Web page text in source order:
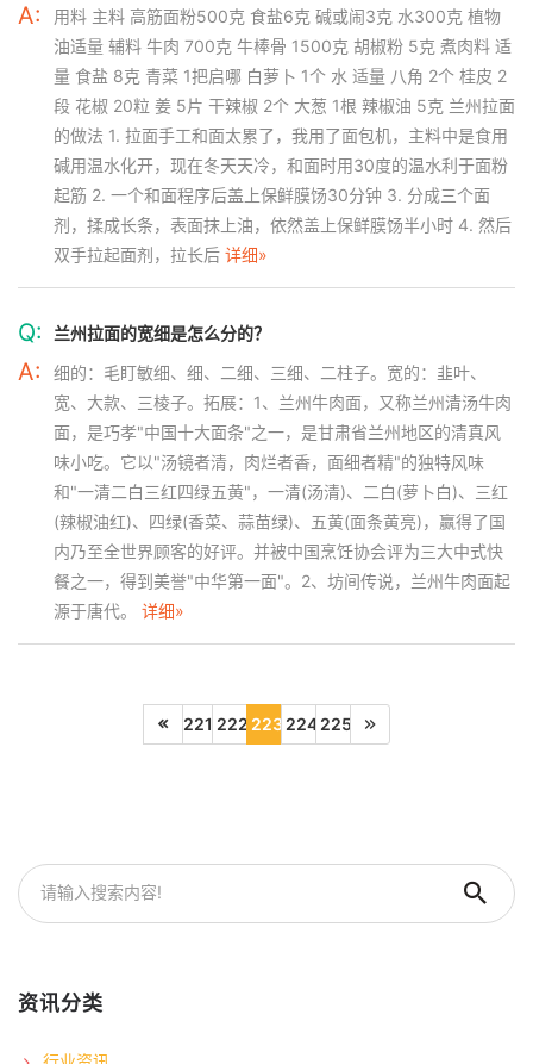
A:
用料 主料 高筋面粉500克 食盐6克 碱或闹3克 水300克 植物
油适量 辅料 牛肉 700克 牛棒骨 1500克 胡椒粉 5克 煮肉料 适
量 食盐 8克 青菜 1把启哪 白萝卜 1个 水 适量 八角 2个 桂皮 2
段 花椒 20粒 姜 5片 干辣椒 2个 大葱 1根 辣椒油 5克 兰州拉面
的做法 1. 拉面手工和面太累了，我用了面包机，主料中是食用
碱用温水化开，现在冬天天冷，和面时用30度的温水利于面粉
起筋 2. 一个和面程序后盖上保鲜膜饧30分钟 3. 分成三个面
剂，揉成长条，表面抹上油，依然盖上保鲜膜饧半小时 4. 然后
双手拉起面剂，拉长后 详细»
Q: 兰州拉面的宽细是怎么分的？
A:
细的：毛盯敏细、细、二细、三细、二柱子。宽的：韭叶、
宽、大款、三棱子。拓展：1、兰州牛肉面，又称兰州清汤牛肉
面，是巧孝"中国十大面条"之一，是甘肃省兰州地区的清真风
味小吃。它以"汤镜者清，肉烂者香，面细者精"的独特风味
和"一清二白三红四绿五黄"，一清(汤清)、二白(萝卜白)、三红
(辣椒油红)、四绿(香菜、蒜苗绿)、五黄(面条黄亮)，赢得了国
内乃至全世界顾客的好评。并被中国烹饪协会评为三大中式快
餐之一，得到美誉"中华第一面"。2、坊间传说，兰州牛肉面起
源于唐代。 详细»
221 222 223 224 225
资讯分类